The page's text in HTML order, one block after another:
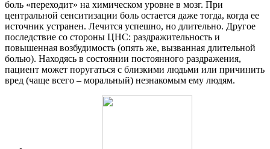
боль «переходит» на химическом уровне в мозг. При
центральной сенситизации боль остается даже тогда, когда ее
источник устранен. Лечится успешно, но длительно. Другое
последствие со стороны ЦНС: раздражительность и
повышенная возбудимость (опять же, вызванная длительной
болью). Находясь в состоянии постоянного раздражения,
пациент может поругаться с близкими людьми или причинить
вред (чаще всего – моральный) незнакомым ему людям.